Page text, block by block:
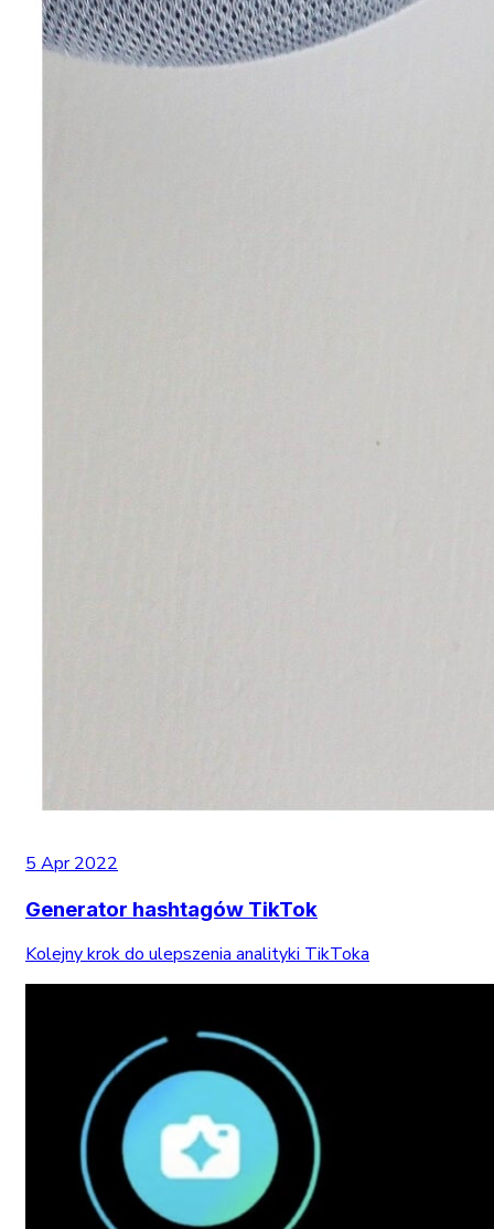
5 Apr 2022
Generator hashtagów TikTok
Kolejny krok do ulepszenia analityki TikToka